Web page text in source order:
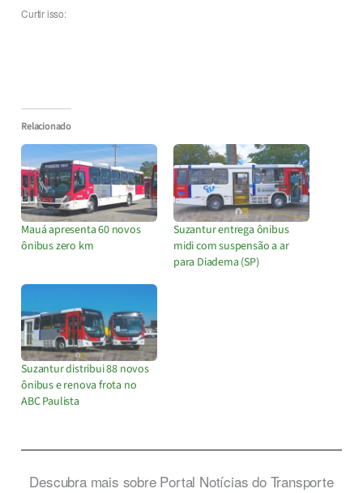
Curtir isso:
Relacionado
Mauá apresenta 60 novos
ônibus zero km
Suzantur entrega ônibus
midi com suspensão a ar
para Diadema (SP)
Suzantur distribui 88 novos
ônibus e renova frota no
ABC Paulista
Descubra mais sobre Portal Notícias do Transporte